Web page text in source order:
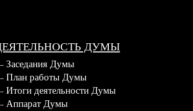
ДУМЫ
Заседания Думы
План работы Думы
Итоги деятельности Думы
Аппарат Думы